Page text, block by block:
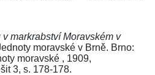
markrabství Moravském v
moravské v Brně. Brno:
moravské , 1909,
3, s. 178-178.